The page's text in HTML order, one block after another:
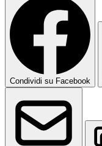
Condividi su Facebook